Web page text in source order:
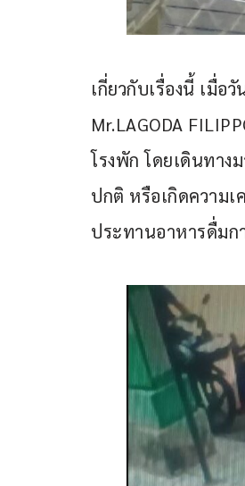
เกี่ยวกับเรื่องนี้ เมื่
Mr.LAGODA
โรงพัก โดยเดินทาง
ปกติ หรือเกิดความ
ประทานอาหารดื่มก